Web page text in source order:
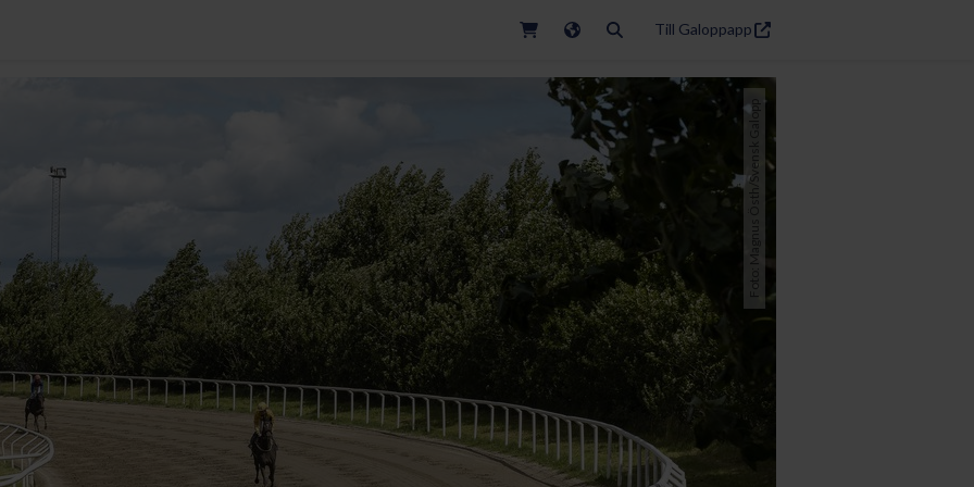
Till Galoppapp
Foto: Magnus Östh/Svensk Galopp